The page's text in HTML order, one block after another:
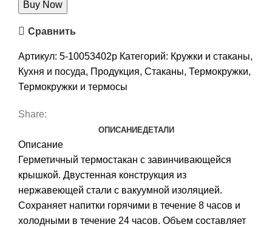
Buy Now
Сравнить
Артикул: 5-10053402p Категорий: Кружки и стаканы,
Кухня и посуда, Продукция, Стаканы, Термокружки,
Термокружки и термосы
Share:
ОПИСАНИЕДЕТАЛИ
Описание
Герметичный термостакан с завинчивающейся
крышкой. Двустенная конструкция из
нержавеющей стали с вакуумной изоляцией.
Сохраняет напитки горячими в течение 8 часов и
холодными в течение 24 часов. Объем составляет